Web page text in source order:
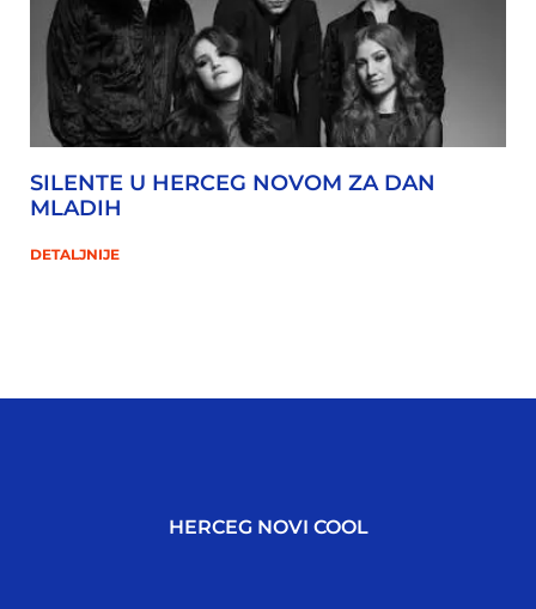
SILENTE U HERCEG NOVOM ZA DAN
MLADIH
DETALJNIJE
HERCEG NOVI COOL